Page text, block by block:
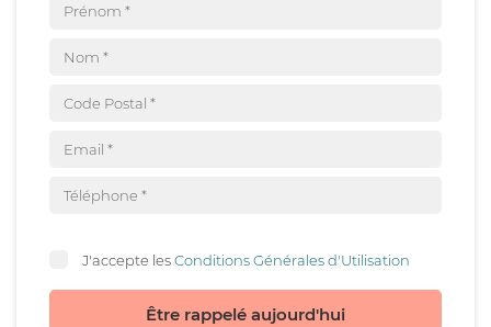
J'accepte lesConditions Générales d'Utilisation
Être rappelé aujourd'hui